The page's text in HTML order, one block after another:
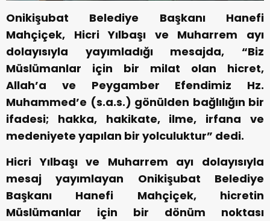
Onikişubat Belediye Başkanı Hanefi
Mahçiçek, Hicri Yılbaşı ve Muharrem ayı
dolayısıyla yayımladığı mesajda, “Biz
Müslümanlar için bir milat olan hicret,
Allah’a ve Peygamber Efendimiz Hz.
Muhammed’e (s.a.s.) gönülden bağlılığın bir
ifadesi; hakka, hakikate, ilme, irfana ve
medeniyete yapılan bir yolculuktur” dedi.
Hicri Yılbaşı ve Muharrem ayı dolayısıyla
mesaj yayımlayan Onikişubat Belediye
Başkanı Hanefi Mahçiçek, hicretin
Müslümanlar için bir dönüm noktası